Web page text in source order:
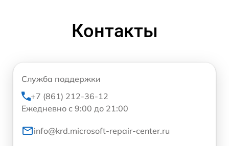
Контакты
Служба поддержки
+7 (861) 212-36-12
Ежедневно с 9:00 до 21:00
info@krd.microsoft-repair-center.ru